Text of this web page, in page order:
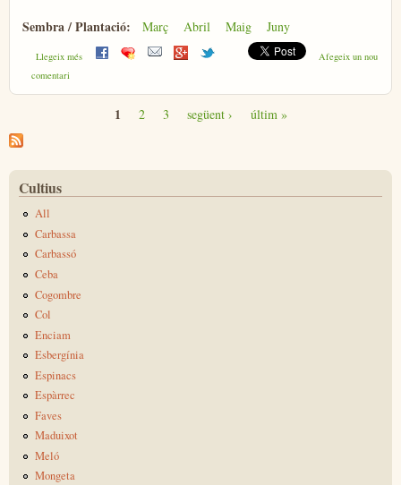
Sembra / Plantació: Març Abril Maig Juny
Llegeix més
sobre Cogombre
Afegeix un nou
comentari
Pàgines
1 2 3 següent › últim »
Cultius
All
Carbassa
Carbassó
Ceba
Cogombre
Col
Enciam
Esbergínia
Espinacs
Espàrrec
Faves
Maduixot
Meló
Mongeta